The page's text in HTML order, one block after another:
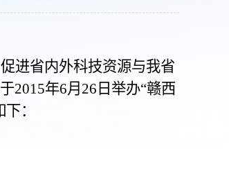
进省内外科技资源与我省
2015年6月 26 日 举办“赣西
：